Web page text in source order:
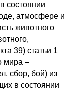
состоянии
атмосфере и
животного
39) статьи 1
мира –
сбор, бой) из
в состоянии